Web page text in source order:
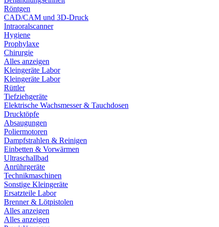
Röntgen
CAD/CAM und 3D-Druck
Intraoralscanner
Hygiene
Prophylaxe
Chirurgie
Alles anzeigen
Kleingeräte Labor
Kleingeräte Labor
Rüttler
Tiefziehgeräte
Elektrische Wachsmesser & Tauchdosen
Drucktöpfe
Absaugungen
Poliermotoren
Dampfstrahlen & Reinigen
Einbetten & Vorwärmen
Ultraschallbad
Anrührgeräte
Technikmaschinen
Sonstige Kleingeräte
Ersatzteile Labor
Brenner & Lötpistolen
Alles anzeigen
Alles anzeigen